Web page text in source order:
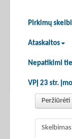
Pirkimų
Ataskaitos
Nepatikimi
VPĮ 23 str.